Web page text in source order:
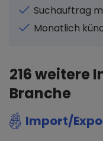
Suchauftrag
Monatlich
216weitere
Branche
Import/